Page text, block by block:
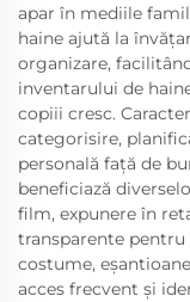
apar în mediile
haine ajută la
organizare,
inventarului de
copiii cresc.
categorisire,
personală față de
beneficiază
film, expunere în
transparente
costume,
acces frecvent și